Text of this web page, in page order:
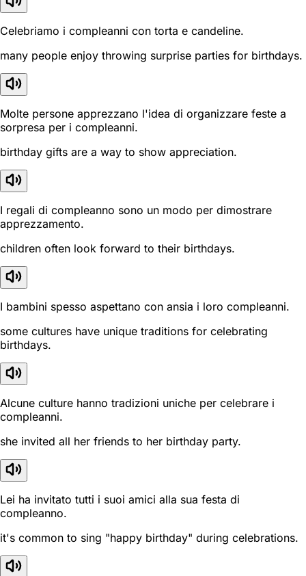
Celebriamo i compleanni con torta e candeline.
many people enjoy throwing surprise parties for birthdays.
Molte persone apprezzano l'idea di organizzare feste a
sorpresa per i compleanni.
birthday gifts are a way to show appreciation.
I regali di compleanno sono un modo per dimostrare
apprezzamento.
children often look forward to their birthdays.
I bambini spesso aspettano con ansia i loro compleanni.
some cultures have unique traditions for celebrating
birthdays.
Alcune culture hanno tradizioni uniche per celebrare i
compleanni.
she invited all her friends to her birthday party.
Lei ha invitato tutti i suoi amici alla sua festa di
compleanno.
it's common to sing "happy birthday" during celebrations.